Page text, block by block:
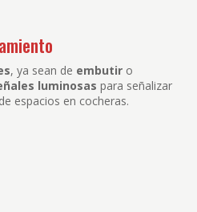
, ya sean de embutir o
luminosas para señalizar
de espacios en cocheras.